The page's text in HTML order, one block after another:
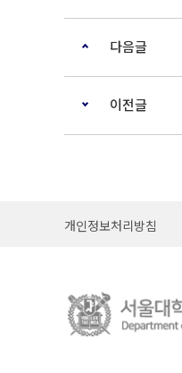
다음글
이전글
개인정보처리방침